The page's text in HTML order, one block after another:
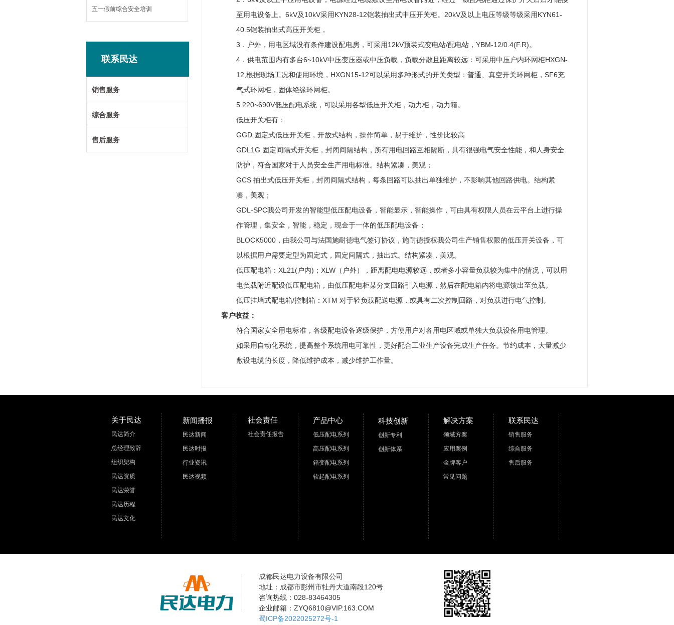
活动
莅临民达参观考察
五一假前综合安全培训
联系民达
销售服务
综合服务
售后服务
至用电设备上。6kV及10kV采用KYN28-12铠装抽出式中压开关柜。20kV及以上电压等级等级采用KYN61-
40.5铠装抽出式高压开关柜，
3．户外，用电区域没有条件建设配电房，可采用12kV预装式变电站/配电站，YBM-12/0.4(F.R)。
4．供电范围内有多台6~10kV中压变压器或中压负载，负载分散且距离较远：可采用中压户内环网柜HXGN-
12,根据现场工况和使用环境，HXGN15-12可以采用多种形式的开关类型：普通、真空开关环网柜，SF6充
气式环网柜，固体绝缘环网柜。
5.220~690V低压配电系统，可以采用各型低压开关柜，动力柜，动力箱。
低压开关柜有：
GGD 固定式低压开关柜，开放式结构，操作简单，易于维护，性价比较高
GDL1G 固定间隔式开关柜，封闭间隔结构，所有用电回路互相隔断，具有很强电气安全性能，和人身安全
防护，符合国家对于人员安全生产用电标准。结构紧凑，美观；
GCS 抽出式低压开关柜，封闭间隔式结构，每条回路可以抽出单独维护，不影响其他回路供电。结构紧
凑，美观；
GDL-SPC我公司开发的智能型低压配电设备，智能显示，智能操作，可由具有权限人员在云平台上进行操
作管理，集安全，智能，稳定，现金于一体的低压配电设备；
BLOCK5000，由我公司与法国施耐德电气签订协议，施耐德授权我公司生产销售权限的低压开关设备，可
以根据用户需要定型为固定式，固定间隔式，抽出式。结构紧凑，美观。
低压配电箱：XL21(户内)；XLW（户外），距离配电电源较远，或者多小容量负载较为集中的情况，可以用
电负载附近配设低压配电箱，由低压配电柜某分支回路引入电源，然后在配电箱内将电源馈出至负载。
低压挂墙式配电箱/控制箱：XTM 对于轻负载配送电源，或具有二次控制回路，对负载进行电气控制。
客户收益：
符合国家安全用电标准，各级配电设备逐级保护，方便用户对各用电区域或单独大负载设备用电管理。
如采用自动化系统，提高整个系统用电可靠性，更好配合工业生产设备完成生产任务。节约成本，大量减少
敷设电缆的长度，降低维护成本，减少维护工作量。
关于民达
民达简介
总经理致辞
组织架构
民达资质
民达荣誉
民达历程
民达文化
新闻播报
民达新闻
民达时报
行业资讯
民达视频
社会责任
社会责任报告
产品中心
低压配电系列
高压配电系列
箱变配电系列
软起配电系列
科技创新
创新专利
创新体系
解决方案
领域方案
应用案例
金牌客户
常见问题
联系民达
销售服务
综合服务
售后服务
成都民达电力设备有限公司
地址：成都市彭州市牡丹大道南段120号
咨询热线：028-83464305
企业邮箱：ZYQ6810@VIP.163.COM
蜀ICP备2022025272号-1